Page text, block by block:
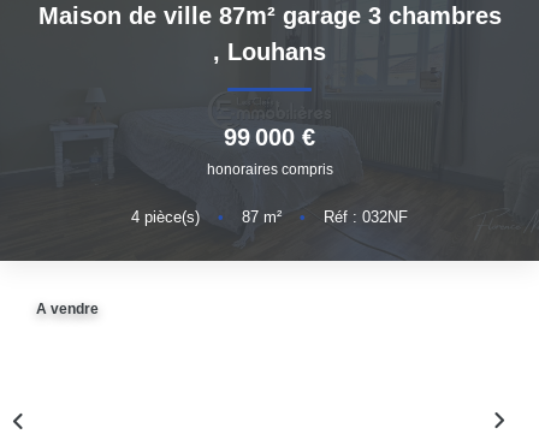
VENDRE
Maison de ville 87m² garage 3 chambres
, Louhans
99 000 €
honoraires compris
4 pièce(s) • 87 m² • Réf : 032NF
A vendre